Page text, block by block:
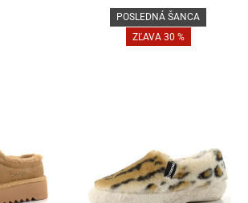
POSLEDNÁ ŠANCA
ZĽAVA 30 %